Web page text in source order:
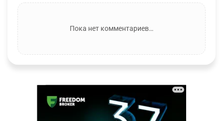
Пока нет комментариев…